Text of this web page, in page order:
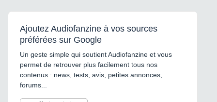
Ajoutez Audiofanzine à vos sources
préférées sur Google
Un geste simple qui soutient Audiofanzine et vous
permet de retrouver plus facilement tous nos
contenus : news, tests, avis, petites annonces,
forums...